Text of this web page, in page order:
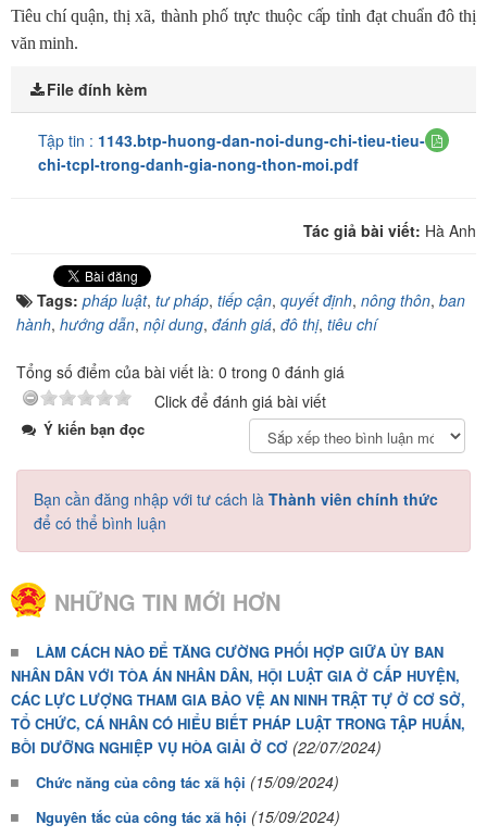
Tiêu chí quận, thị xã, thành phố trực thuộc cấp tỉnh đạt chuẩn đô thị
văn minh.
File đính kèm
Tập tin : 1143.btp-huong-dan-noi-dung-chi-tieu-tieu-
chi-tcpl-trong-danh-gia-nong-thon-moi.pdf
Tác giả bài viết: Hà Anh
Tags: pháp luật, tư pháp, tiếp cận, quyết định, nông thôn, ban
hành, hướng dẫn, nội dung, đánh giá, đô thị, tiêu chí
Tổng số điểm của bài viết là: 0 trong 0 đánh giá
Click để đánh giá bài viết
Ý kiến bạn đọc
Bạn cần đăng nhập với tư cách là Thành viên chính thức
để có thể bình luận
NHỮNG TIN MỚI HƠN
LÀM CÁCH NÀO ĐỂ TĂNG CƯỜNG PHỐI HỢP GIỮA ỦY BAN
NHÂN DÂN VỚI TÒA ÁN NHÂN DÂN, HỘI LUẬT GIA Ở CẤP HUYỆN,
CÁC LỰC LƯỢNG THAM GIA BẢO VỆ AN NINH TRẬT TỰ Ở CƠ SỞ,
TỔ CHỨC, CÁ NHÂN CÓ HIỂU BIẾT PHÁP LUẬT TRONG TẬP HUẤN,
BỒI DƯỠNG NGHIỆP VỤ HÒA GIẢI Ở CƠ (22/07/2024)
Chức năng của công tác xã hội (15/09/2024)
Nguyên tắc của công tác xã hội (15/09/2024)